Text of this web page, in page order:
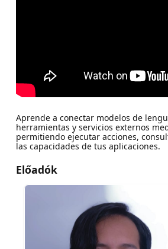
Aprende a conectar modelos de
herramientas y servicios externos
permitiendo ejecutar acciones,
las capacidades de tus aplicaciones.
Előadók